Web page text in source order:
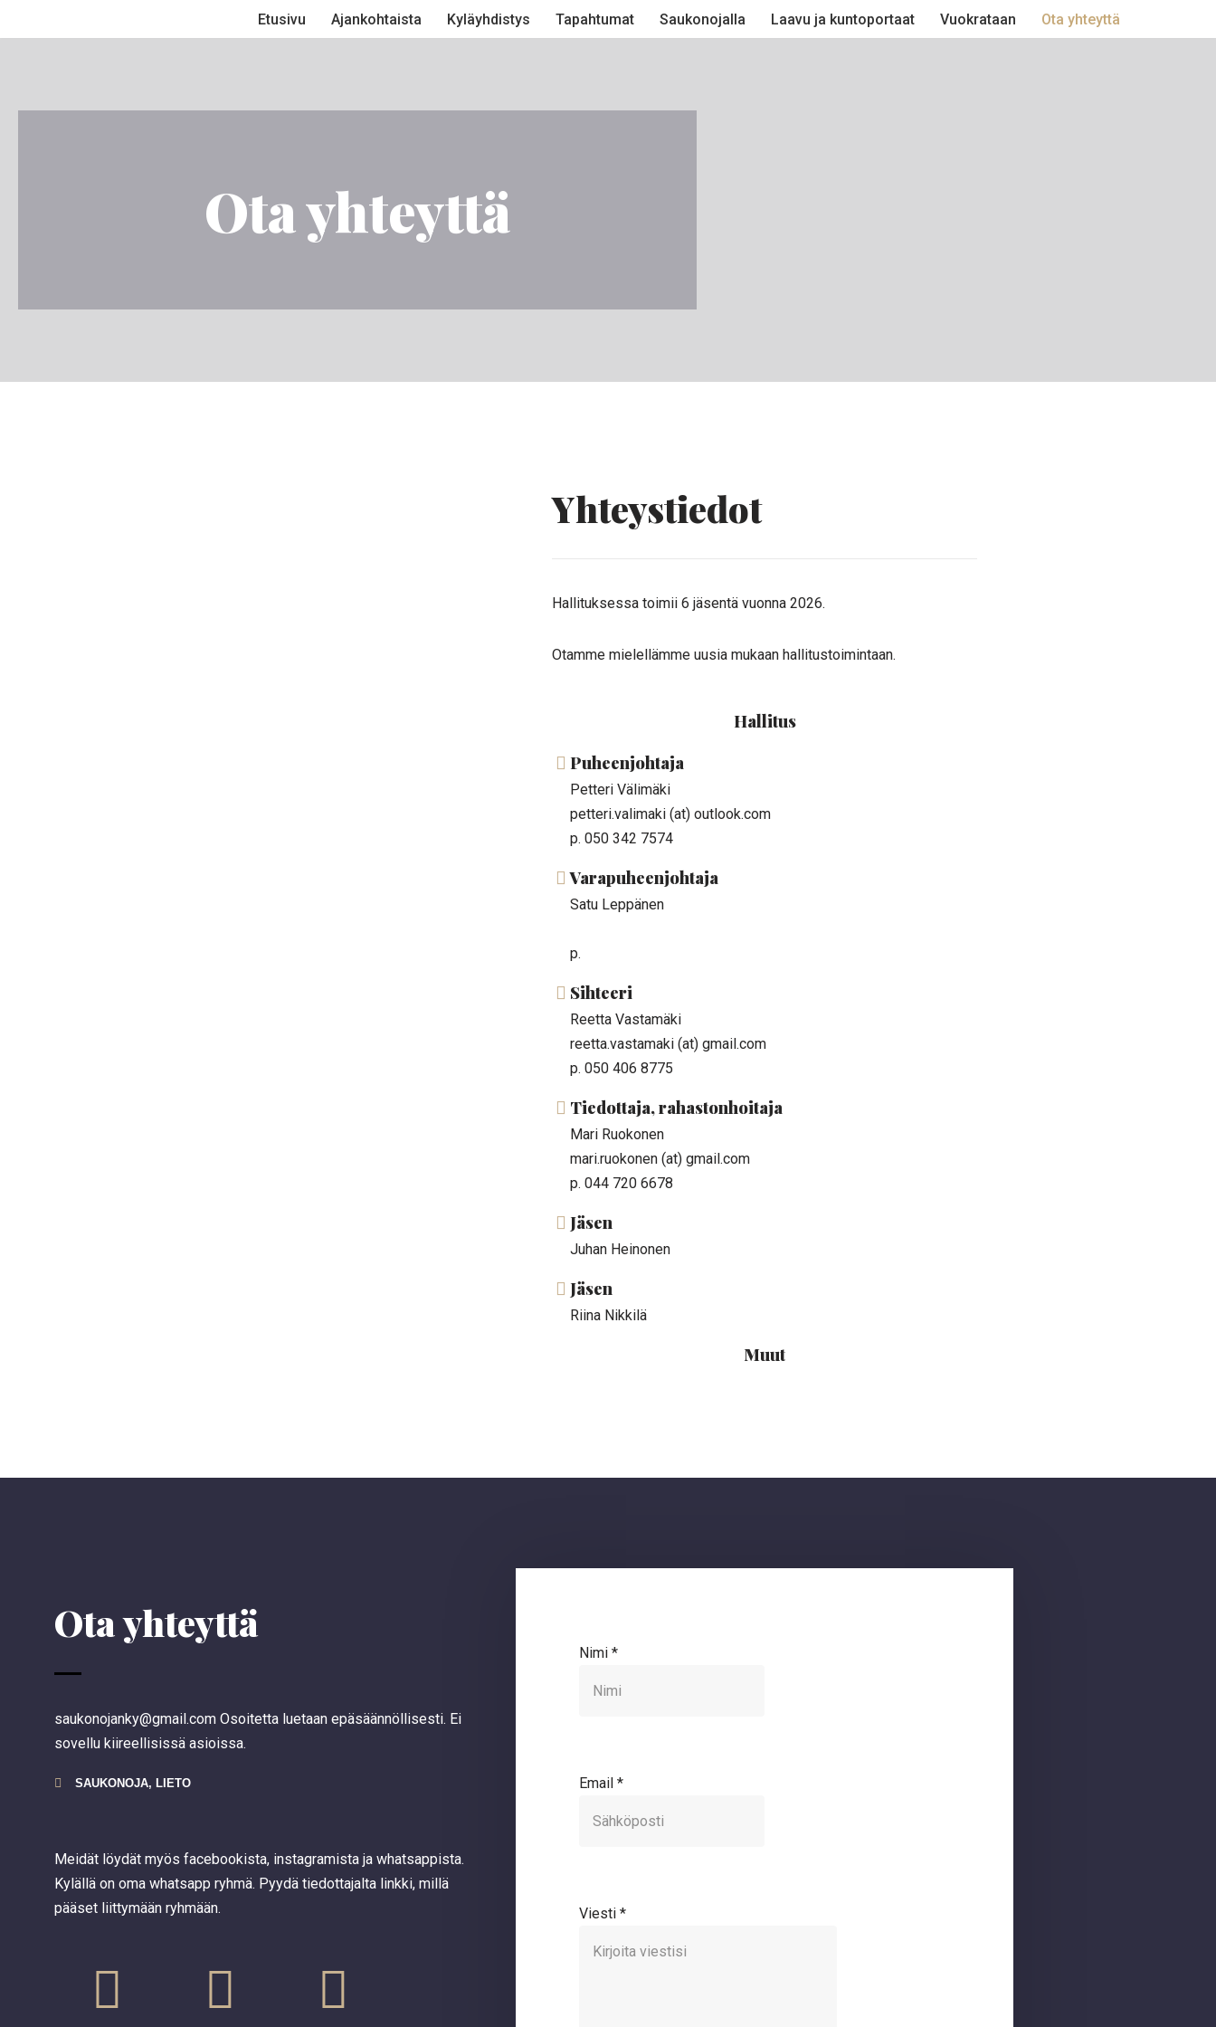
Etusivu Ajankohtaista Kyläyhdistys Tapahtumat Saukonojalla Laavu ja kuntoportaat Vuokrataan Ota yhteyttä
Ota yhteyttä
Yhteystiedot
Hallituksessa toimii 6 jäsentä vuonna 2026.
Otamme mielellämme uusia mukaan hallitustoimintaan.
Hallitus
Puheenjohtaja
Petteri Välimäki
petteri.valimaki (at) outlook.com
p. 050 342 7574
Varapuheenjohtaja
Satu Leppänen
p.
Sihteeri
Reetta Vastamäki
reetta.vastamaki (at) gmail.com
p. 050 406 8775
Tiedottaja, rahastonhoitaja
Mari Ruokonen
mari.ruokonen (at) gmail.com
p. 044 720 6678
Jäsen
Juhan Heinonen
Jäsen
Riina Nikkilä
Muut
Ota yhteyttä
saukonojanky@gmail.com Osoitetta luetaan epäsäännöllisesti. Ei
sovellu kiireellisissä asioissa.
SAUKONOJA, LIETO
Meidät löydät myös facebookista, instagramista ja whatsappista.
Kylällä on oma whatsapp ryhmä. Pyydä tiedottajalta linkki, millä
pääset liittymään ryhmään.
Nimi *
Email *
Viesti *